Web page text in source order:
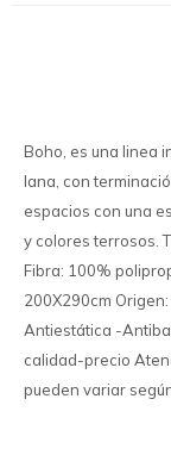
Boho, es una linea
lana, con
espacios con una
y colores terrosos.
Fibra: 100%
200X290cm
Antiestática -
calidad-precio
pueden variar